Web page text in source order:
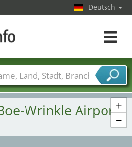
+
−
Wrinkle Airport
Deutsch
Toggle
Städte
Branchen